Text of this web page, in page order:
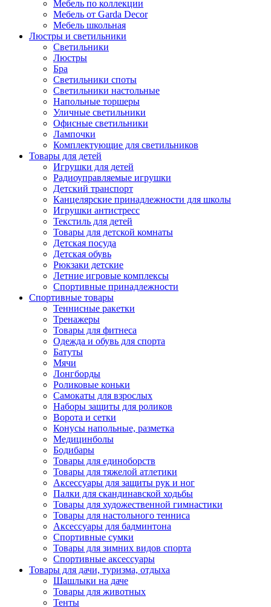
Мебель по коллекции
Мебель от Garda Decor
Мебель школьная
Люстры и светильники
Светильники
Люстры
Бра
Светильники споты
Светильники настольные
Напольные торшеры
Уличные светильники
Офисные светильники
Лампочки
Комплектующие для светильников
Товары для детей
Игрушки для детей
Радиоуправляемые игрушки
Детский транспорт
Канцелярские принадлежности для школы
Игрушки антистресс
Текстиль для детей
Товары для детской комнаты
Детская посуда
Детская обувь
Рюкзаки детские
Летние игровые комплексы
Спортивные принадлежности
Спортивные товары
Теннисные ракетки
Тренажеры
Товары для фитнеса
Одежда и обувь для спорта
Батуты
Мячи
Лонгборды
Роликовые коньки
Самокаты для взрослых
Наборы защиты для роликов
Ворота и сетки
Конусы напольные, разметка
Медицинболы
Бодибары
Товары для единоборств
Товары для тяжелой атлетики
Аксессуары для защиты рук и ног
Палки для скандинавской ходьбы
Товары для художественной гимнастики
Товары для настольного тенниса
Аксессуары для бадминтона
Спортивные сумки
Товары для зимних видов спорта
Спортивные аксессуары
Товары для дачи, туризма, отдыха
Шашлыки на даче
Товары для животных
Тенты